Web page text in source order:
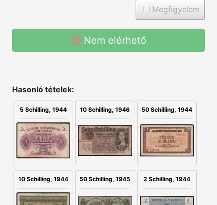
Megfigyelem
Nem elérhető
Hasonló tételek:
5 Schilling, 1944 10 Schilling, 1946 50 Schilling, 1944
10 Schilling, 1944 50 Schilling, 1945 2 Schilling, 1944